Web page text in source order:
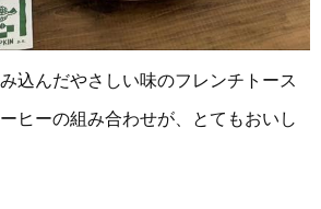
込んだやさしい味のフレンチトース
ヒーの組み合わせが、とてもおいし